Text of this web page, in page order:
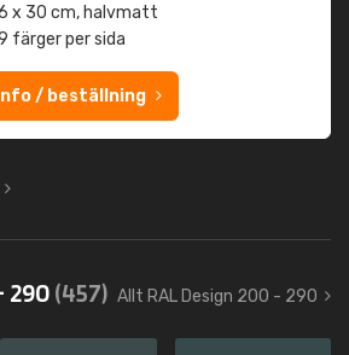
x 30 cm, halvmatt
färger per sida
Info / beställning
290(457) Allt RAL Design 200 - 290